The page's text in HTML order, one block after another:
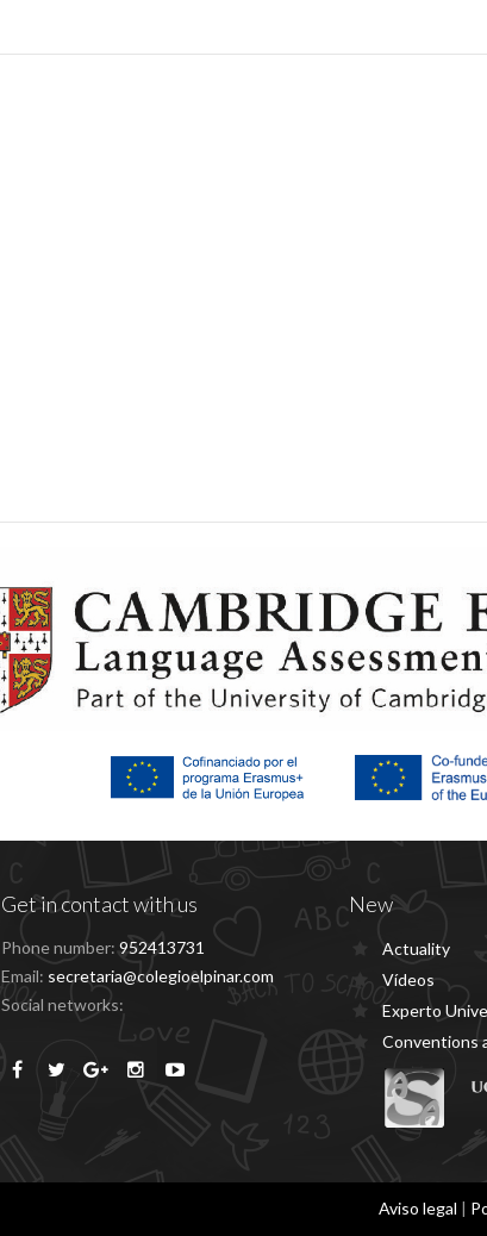
Get in contact with us
Phone number: 952413731
Email: secretaria@colegioelpinar.com
Social networks:
New
Actuality
Vídeos
Experto
Conventions
Aviso legal |